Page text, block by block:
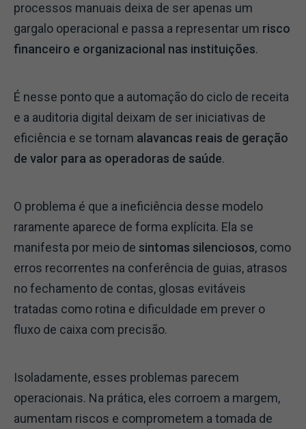
processos manuais deixa de ser apenas um
gargalo operacional e passa a representar um risco
financeiro e organizacional nas instituições.
É nesse ponto que a automação do ciclo de receita
e a auditoria digital deixam de ser iniciativas de
eficiência e se tornam alavancas reais de geração
de valor para as operadoras de saúde.
O problema é que a ineficiência desse modelo
raramente aparece de forma explícita. Ela se
manifesta por meio de sintomas silenciosos, como
erros recorrentes na conferência de guias, atrasos
no fechamento de contas, glosas evitáveis
tratadas como rotina e dificuldade em prever o
fluxo de caixa com precisão.
Isoladamente, esses problemas parecem
operacionais. Na prática, eles corroem a margem,
aumentam riscos e comprometem a tomada de